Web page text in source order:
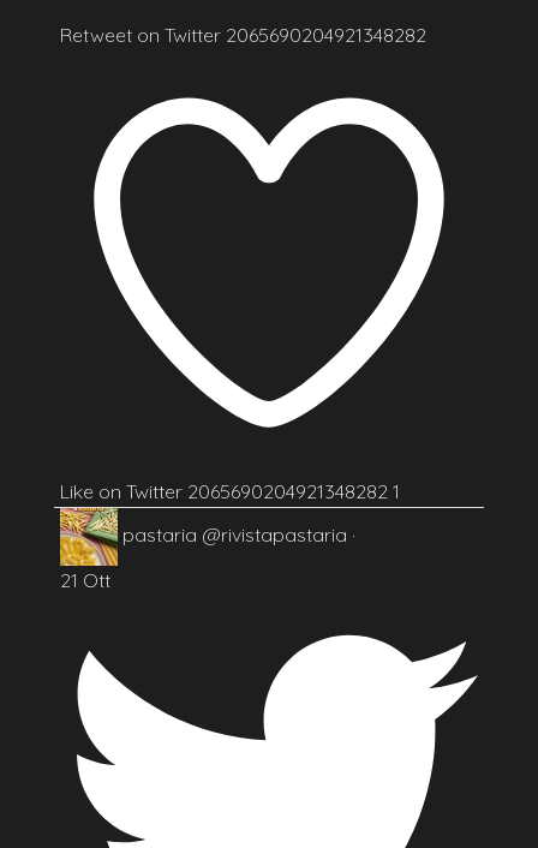
Retweet on Twitter 2065690204921348282
Like on Twitter 2065690204921348282 1
pastaria @rivistapastaria ·
21 Ott